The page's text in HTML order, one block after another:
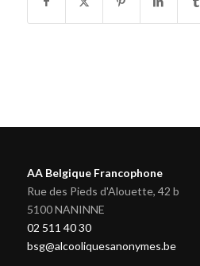
AA Belgique Francophone
Rue des Pieds d'Alouette, 42 b
5100 NANINNE
02 511 40 30
bsg@alcooliquesanonymes.be